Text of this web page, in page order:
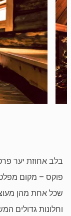
בלב אחוזת יער
פוקס – מקום מפלט
שכל אחת מהן
וחלונות גדולים